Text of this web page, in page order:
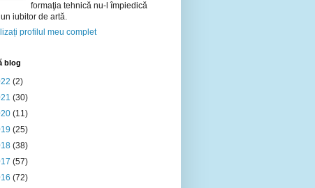
formaţia tehnică nu-l împiedică
iubitor de artă.
profilul meu complet
blog
(2)
(30)
(11)
(25)
(38)
(57)
(72)